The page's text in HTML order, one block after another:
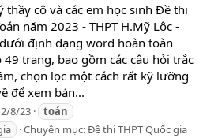
thầy cô và các em học sinh Đề thi
năm 2023 - THPT H.Mỹ Lộc -
định dạng word hoàn toàn
49 trang, bao gồm các câu hỏi trắc
chọn lọc một cách rất kỹ lưỡng
để xem bản...
2/8/23
toán
Chuyên mục:Đề thi THPT Quốc gia